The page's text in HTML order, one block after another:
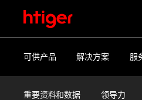
可供产品 解决方案 服
重要资料和数据 领导力